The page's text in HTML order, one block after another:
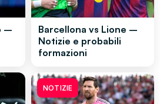
–
Barcellona vs Lione –
Notizie e probabili
formazioni
NOTIZIE